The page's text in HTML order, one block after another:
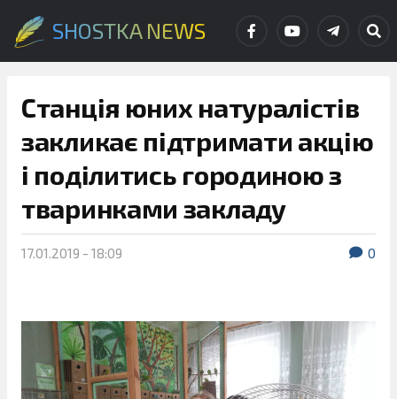
SHOSTKA NEWS
Станція юних натуралістів
закликає підтримати акцію
і поділитись городиною з
тваринками закладу
17.01.2019 - 18:09 0